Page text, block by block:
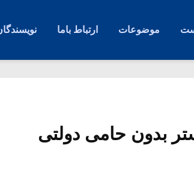
موضوعات ارتباط باما
بدون حامی دولتی